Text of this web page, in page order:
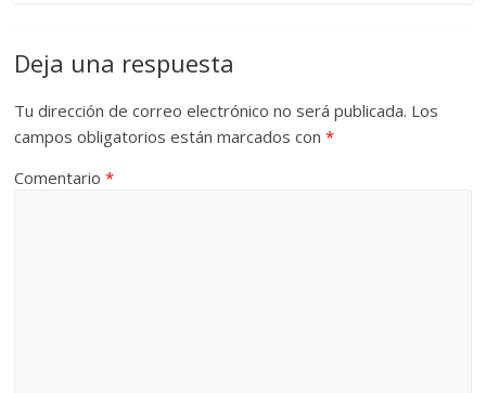
Deja una respuesta
Tu dirección de correo electrónico no será publicada. Los
campos obligatorios están marcados con*
Comentario*